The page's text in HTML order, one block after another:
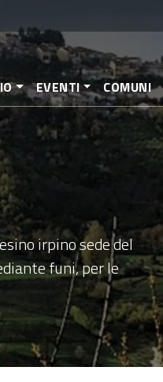
al
contenido
principal
EVENTI COMUNI
irpino sede del
funi, per le